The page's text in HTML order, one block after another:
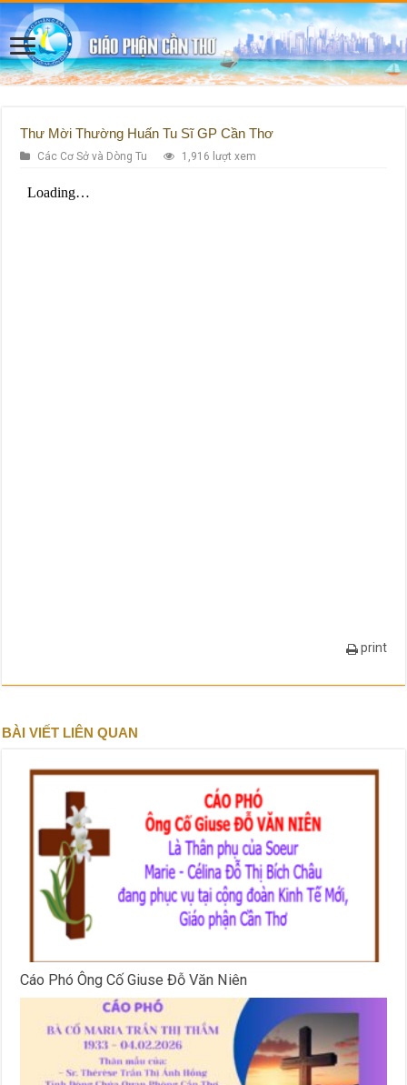
Thư Mời Thường Huấn Tu Sĩ GP Cần Thơ
Các Cơ Sở và Dòng Tu 1,916 lượt xem
print
BÀI VIẾT LIÊN QUAN
Cáo Phó Ông Cố Giuse Đỗ Văn Niên